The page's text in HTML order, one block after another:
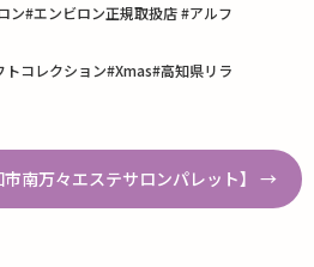
#エンビロン正規取扱店 #アルフ
コレクション#Xmas#高知県リラ
南万々エステサロンパレット】 →